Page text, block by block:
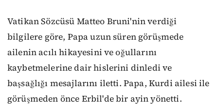
Vatikan Sözcüsü Matteo Bruni'nin verdiği
bilgilere göre, Papa uzun süren görüşmede
ailenin acılı hikayesini ve oğullarını
kaybetmelerine dair hislerini dinledi ve
başsağlığı mesajlarını iletti. Papa, Kurdi ailesi ile
görüşmeden önce Erbil'de bir ayin yönetti.